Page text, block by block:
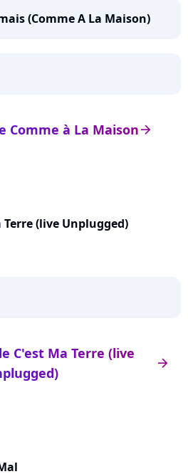
(Comme A La Maison)
arrow_right
Comme à La Maison
Terre (live Unplugged)
arrow_right
C'est Ma Terre (live